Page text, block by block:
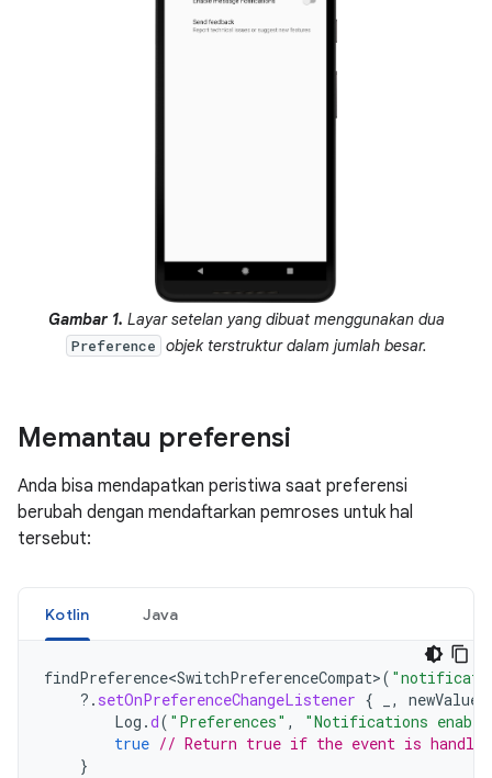
Gambar 1. Layar setelan yang dibuat menggunakan dua
Preference objek terstruktur dalam jumlah besar.
Memantau preferensi
Anda bisa mendapatkan peristiwa saat preferensi
berubah dengan mendaftarkan pemroses untuk hal
tersebut:
Kotlin Java
findPreference<SwitchPreferenceCompat>(
?. setOnPreferenceChangeListener { , newValue
Log .d( "Preferences" ,
"Notifications
true // Return true if the event is
}